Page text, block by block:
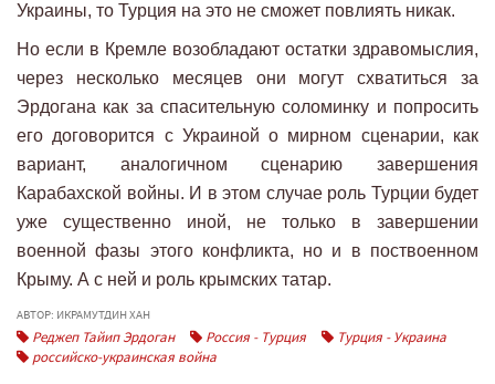
Украины, то Турция на это не сможет повлиять никак.
Но если в Кремле возобладают остатки здравомыслия,
через несколько месяцев они могут схватиться за
Эрдогана как за спасительную соломинку и попросить
его договорится с Украиной о мирном сценарии, как
вариант, аналогичном сценарию завершения
Карабахской войны. И в этом случае роль Турции будет
уже существенно иной, не только в завершении
военной фазы этого конфликта, но и в поствоенном
Крыму. А с ней и роль крымских татар.
АВТОР: ИКРАМУТДИН ХАН
Реджеп Тайип Эрдоган Россия - Турция
Турция - Украина
российско-украинская война